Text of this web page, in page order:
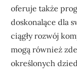
oferuje także
doskonalące dla
ciągły rozwój
mogą również
określonych